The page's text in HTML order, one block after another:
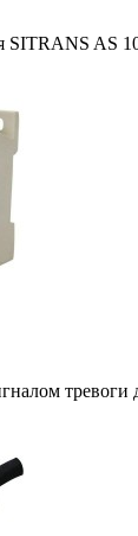
SITRANS AS
тревоги